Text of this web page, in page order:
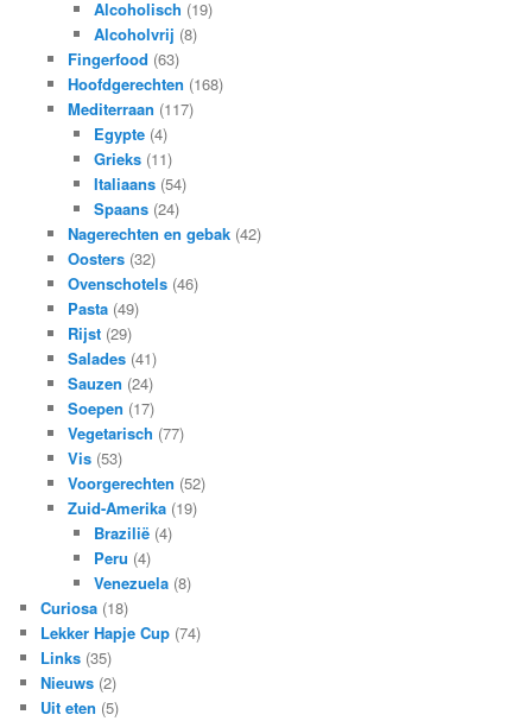
Alcoholisch (19)
Alcoholvrij (8)
Fingerfood (63)
Hoofdgerechten (168)
Mediterraan (117)
Egypte (4)
Grieks (11)
Italiaans (54)
Spaans (24)
Nagerechten en gebak(42)
Oosters(32)
Ovenschotels(46)
Pasta(49)
Rijst(29)
Salades(41)
Sauzen (24)
Soepen (17)
Vegetarisch (77)
Vis(53)
Voorgerechten (52)
Zuid-Amerika(19)
Brazilië (4)
Peru (4)
Venezuela (8)
Curiosa (18)
Lekker Hapje Cup (74)
Links (35)
Nieuws (2)
Uit eten (5)